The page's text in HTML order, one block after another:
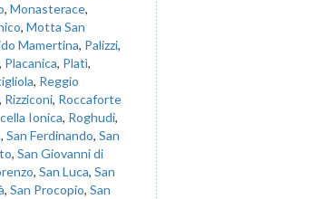
, Monasterace,
, Motta San
Mamertina, Palizzi,
, Placanica, Platì,
, Reggio
, Rizziconi, Roccaforte
Ionica, Roghudi,
, San Ferdinando, San
, San Giovanni di
, San Luca, San
, San Procopio, San